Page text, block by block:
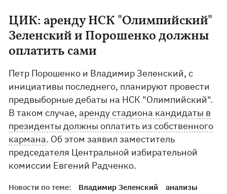
ЦИК: аренду НСК "Олимпийский"
Зеленский и Порошенко должны
оплатить сами
Петр Порошенко и Владимир Зеленский, с
инициативы последнего, планируют провести
предвыборные дебаты на НСК "Олимпийский".
В таком случае,аренду стадиона кандидаты в
президенты должны оплатить из собственного
кармана. Об этом заявил заместитель
председателя Центральной избирательной
комиссии Евгений Радченко.
Новости по теме: Владимир Зеленский
анализы